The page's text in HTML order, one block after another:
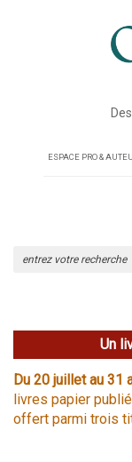
ESPACE PRO &
Un
Du 20 juillet au 31
livres papier
offert parmi trois